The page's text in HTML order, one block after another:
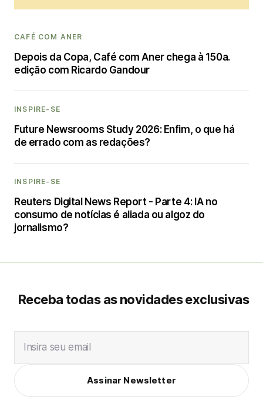
CAFÉ COM ANER
Depois da Copa, Café com Aner chega à 150a.
edição com Ricardo Gandour
INSPIRE-SE
Future Newsrooms Study 2026: Enfim, o que há
de errado com as redações?
INSPIRE-SE
Reuters Digital News Report - Parte 4: IA no
consumo de notícias é aliada ou algoz do
jornalismo?
Receba todas as novidades exclusivas
Insira seu email
Assinar Newsletter